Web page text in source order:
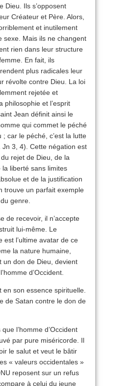
Dieu. Ils s’opposent
Créateur et Père. Alors,
et inutilement
sexe. Mais ils ne changent
rien dans leur structure
En fait, ils
plus radicales leur
révolte contre Dieu. La loi
rejetée et
philosophie et l’esprit
Jean définit ainsi le
qui commet le péché
; car le péché, c’est la lutte
Jn 3, 4). Cette négation est
du rejet de Dieu, de la
la liberté sans limites
et de la justification
trouve un parfait exemple
genre.
de recevoir, il n’accepte
lui-même. Le
est l’ultime avatar de ce
la nature humaine,
un don de Dieu, devient
d’Occident.
en son essence spirituelle.
de Satan contre le don de
l’homme d’Occident
par pure miséricorde. Il
le salut et veut le bâtir
« valeurs occidentales »
reposent sur un refus
à celui du jeune